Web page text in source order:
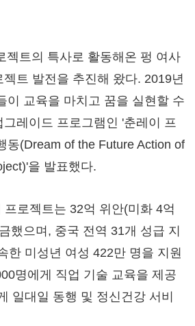
젝트의 특사로 활동해온 펑 여사
트 발전을 추진해 왔다. 2019년
이 교육을 마치고 꿈을 실현할 수
레이드 프로그램인 '춘레이 프
동(Dream of the Future Action of
을 발표했다.
프로젝트는 32억 위안(미화 4억
했으며, 중국 전역 31개 성급 지
한 미성년 여성 422만 명을 지원
명에게 직업 기술 교육을 제공
일대일 동행 및 정신건강 서비